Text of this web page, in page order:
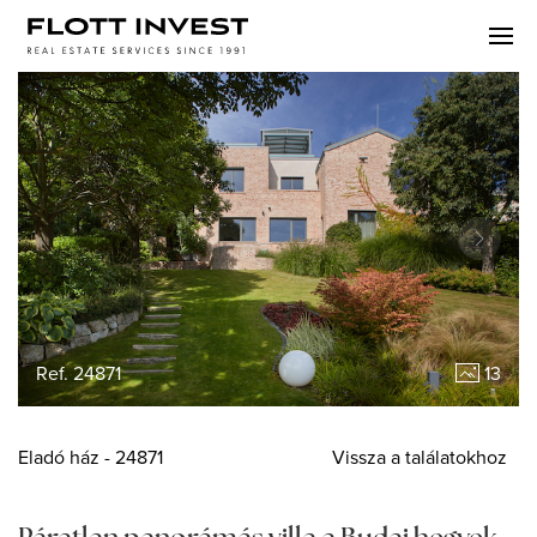
Ref. 24871 13
Eladó ház - 24871 Vissza a találatokhoz